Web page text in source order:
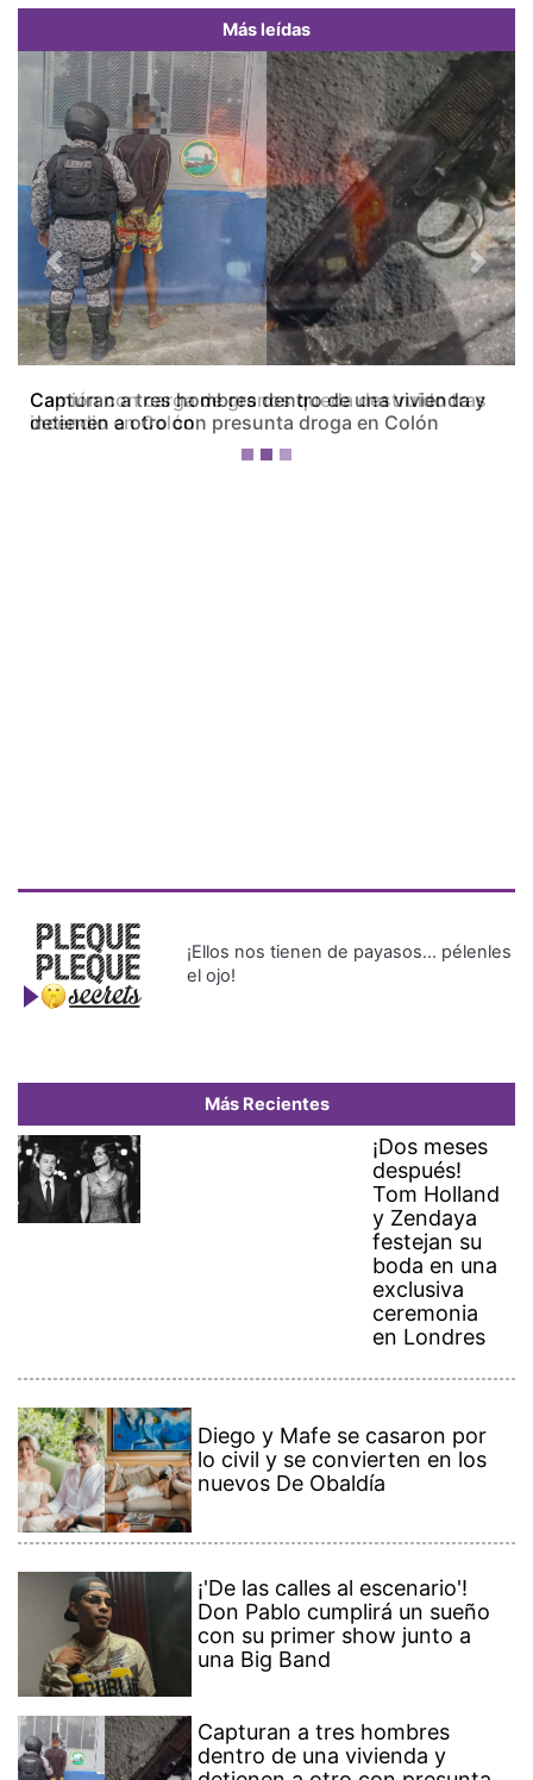
Más leídas
Camión con carga de granos queda destruido tras
incendio en Colón
Previous Next
¡Ellos nos tienen de payasos… pélenles
el ojo!
Más Recientes
¡Dos meses
después!
Tom Holland
y Zendaya
festejan su
boda en una
exclusiva
ceremonia
en Londres
Diego y Mafe se casaron por
lo civil y se convierten en los
nuevos De Obaldía
¡'De las calles al escenario'!
Don Pablo cumplirá un sueño
con su primer show junto a
una Big Band
Capturan a tres hombres
dentro de una vivienda y